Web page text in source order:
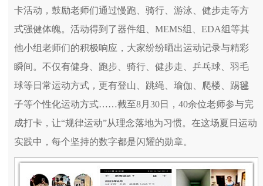
卡活动，鼓励老师们通过慢跑、骑行、游泳、健步走等方
式强健体魄。活动得到了器件组、MEMS组、EDA组等其
他小组老师们的积极响应，大家纷纷晒出运动记录与精彩
瞬间。不仅有健身、跑步、骑行、健步走、乒乓球、羽毛
球等日常运动方式，更有登山、跳绳、瑜伽、爬楼、踢毽
子等个性化运动方式……截至8月30日，40余位老师参与完
成打卡，让“规律运动”从理念落地为习惯。在这场夏日运动
实践中，每个坚持的数字都是闪耀的勋章。